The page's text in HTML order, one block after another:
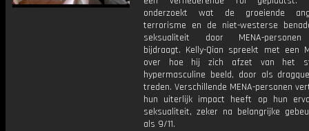
onderzoekt wat de groeiende
terrorisme en de niet-westerse
seksualiteit door MENA-
bijdraagt. Kelly-Qian spreekt met een
over hoe hij zich afzet van het
hypermasculine beeld, door als
treden. Verschillende MENA-personen
hun uiterlijk impact heeft op hun
seksualiteit, zeker na belangrijke
als 9/11.